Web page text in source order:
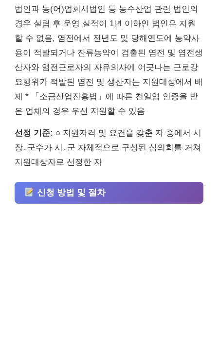
법인과 농(어)업회사법인 등 농수산업 관련 법인의
경우 설립 후 운영 실적이 1년 이하인 법인은 지원
할 수 없음, 염전에서 전년도 및 당해연도에 농약사
용이 적발되거나 잔류농약이 검출된 염전 및 염전생
산자와 염전근로자의 자유의사에 어긋나는 근로강
요행위가 적발된 염전 및 생산자는 지원대상에서 배
제 * 「소금산업진흥법」에 따른 천일염 인증을 받
은 업체의 경우 우선 지원할 수 있음
선정 기준: ○ 지원자격 및 요건을 갖춘 자 중에서 시
장․군수가 시․군 자체적으로 구성된 심의회를 거쳐
지원대상자로 선정한 자
신청 방법 및 절차